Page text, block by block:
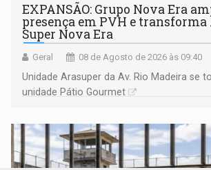
EXPANSÃO: Grupo Nova Era
presença em PVH e
Super Nova Era
Geral 08 de Agosto de 2026 às 09:40
Unidade Arasuper da Av. Rio Madeira se
unidade Pátio Gourmet